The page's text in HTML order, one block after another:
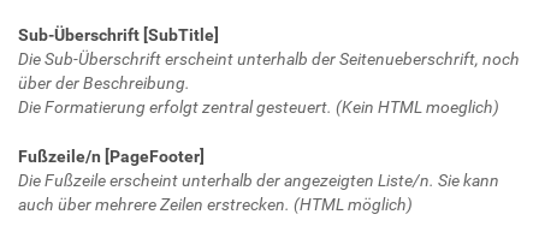
Sub-Überschrift [SubTitle]
Die Sub-Überschrift erscheint unterhalb der Seitenueberschrift, noch
über der Beschreibung.
Die Formatierung erfolgt zentral gesteuert. (Kein HTML moeglich)
Fußzeile/n [PageFooter]
Die Fußzeile erscheint unterhalb der angezeigten Liste/n. Sie kann
auch über mehrere Zeilen erstrecken. (HTML möglich)